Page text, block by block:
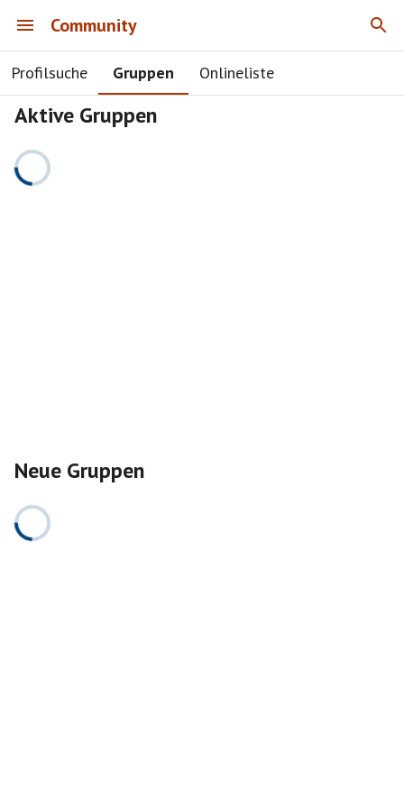
Community
Profilsuche Gruppen Onlineliste
Aktive Gruppen
Neue Gruppen